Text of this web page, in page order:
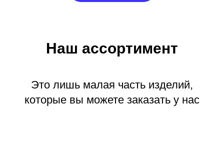
Наш ассортимент
Это лишь малая часть изделий,
которые вы можете заказать у нас